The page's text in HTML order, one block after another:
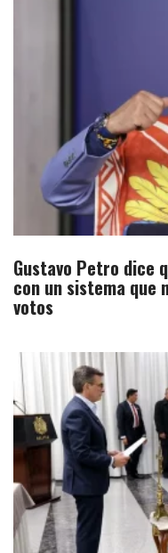
Gustavo Petro dice
con un sistema que
votos